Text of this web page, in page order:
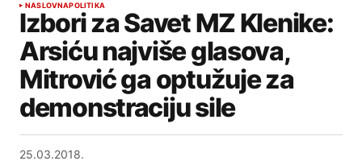
NASLOVNAPOLITIKA
Izbori za Savet MZ Klenike:
Arsiću najviše glasova,
Mitrović ga optužuje za
demonstraciju sile
25.03.2018.